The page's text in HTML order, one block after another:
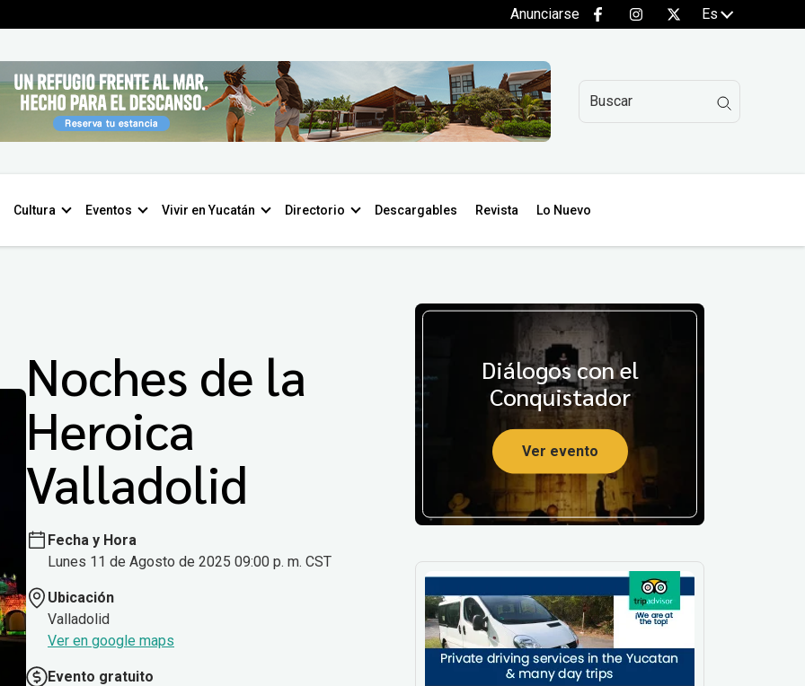
Anunciarse Es
Cultura Eventos Vivir en Yucatán Directorio Descargables Revista Lo Nuevo
Noches de la
Heroica
Valladolid
Fecha y Hora
Lunes 11 de Agosto de 2025 09:00 p. m. CST
Ubicación
Valladolid
Ver en google maps
Evento gratuito
Diálogos con el
Conquistador
Ver evento